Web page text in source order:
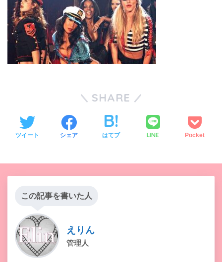
SHARE
ツイート シェア はてブ LINE Pocket
この記事を書いた人
えりん
管理人